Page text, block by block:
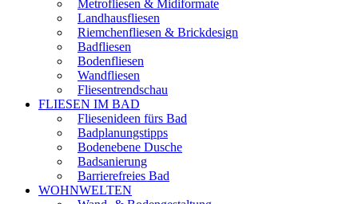
Metrofliesen & Midiformate
Landhausfliesen
Riemchenfliesen & Brickdesign
Badfliesen
Bodenfliesen
Wandfliesen
Fliesentrendschau
FLIESEN IM BAD
Fliesenideen fürs Bad
Badplanungstipps
Bodenebene Dusche
Badsanierung
Barrierefreies Bad
WOHNWELTEN